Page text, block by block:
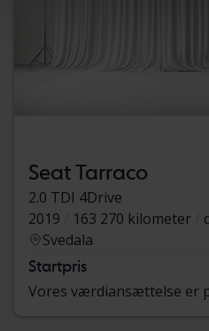
Seat Tarraco
2.0 TDI 4Drive
2019
163 270 kilometer
Svedala
Startpris
Vores værdiansættelse er